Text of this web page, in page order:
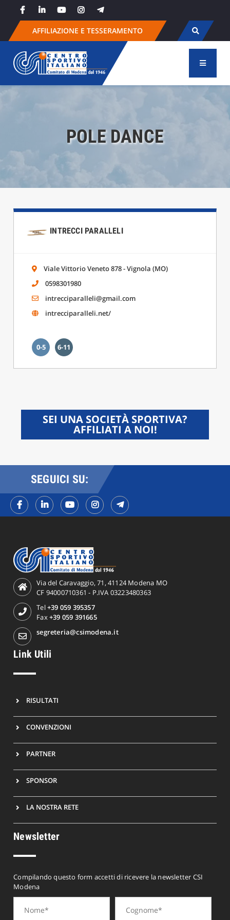
content
AFFILIAZIONE E TESSERAMENTO
POLE DANCE
INTRECCI PARALLELI
Viale Vittorio Veneto 878 - Vignola (MO)
0598301980
intrecciparalleli@gmail.com
intrecciparalleli.net/
0-5 6-11
SEI UNA SOCIETÀ SPORTIVA?
AFFILIATI A NOI!
SEGUICI SU:
Via del Caravaggio, 71, 41124 Modena MO
CF 94000710361 - P.IVA 03223480363
Tel+39 059 395357
Fax+39 059 391665
segreteria@csimodena.it
Link Utili
RISULTATI
CONVENZIONI
PARTNER
SPONSOR
LA NOSTRA RETE
Newsletter
Compilando questo form accetti di ricevere la newsletter CSI
Modena